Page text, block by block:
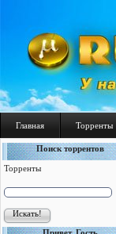
Главная Торренты
Поиск торрентов
Торренты